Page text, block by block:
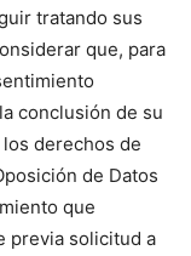
tratando sus
que, para
conclusión de su
derechos de
de Datos
que
previa solicitud a